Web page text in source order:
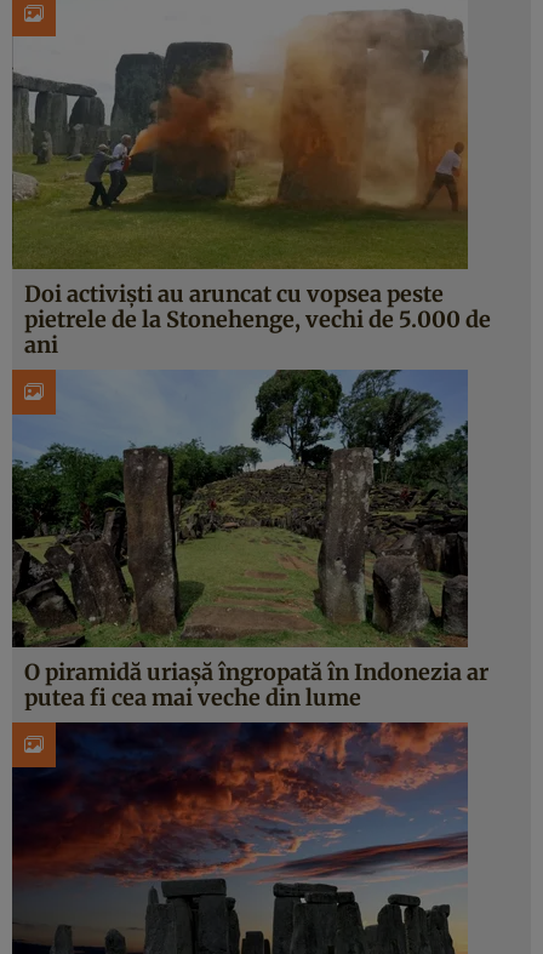
Doi activiști au aruncat cu vopsea peste
pietrele de la Stonehenge, vechi de 5.000 de
ani
O piramidă uriașă îngropată în Indonezia ar
putea fi cea mai veche din lume